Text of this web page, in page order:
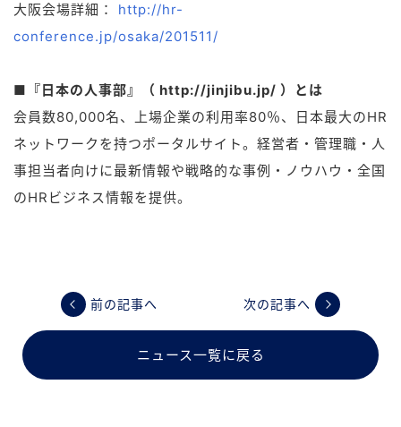
大阪会場詳細： http://hr-
conference.jp/osaka/201511/
■『日本の人事部』（ http://jinjibu.jp/ ）とは
会員数80,000名、上場企業の利用率80％、日本最大のHR
ネットワークを持つポータルサイト。経営者・管理職・人
事担当者向けに最新情報や戦略的な事例・ノウハウ・全国
のHRビジネス情報を提供。
前の記事へ
ニュース一覧に戻る
次の記事へ